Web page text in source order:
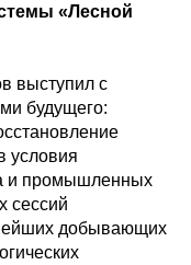
«Лесной
выступил с
будущего:
условия
и промышленных
сессий
добывающих